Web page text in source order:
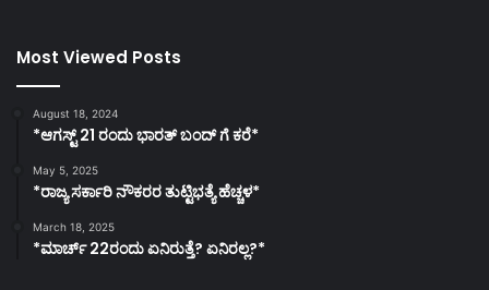
Most Viewed Posts
August 18, 2024
*ಆಗಸ್ಟ್ 21 ರಂದು ಭಾರತ್‌ ಬಂದ್‌ ಗೆ ಕರೆ*
May 5, 2025
*ರಾಜ್ಯ ಸರ್ಕಾರಿ ನೌಕರರ ತುಟ್ಟಿಭತ್ಯೆ ಹೆಚ್ಚಳ*
March 18, 2025
*ಮಾರ್ಚ್ 22ರಂದು ಏನಿರುತ್ತೆ? ಏನಿರಲ್ಲ?*